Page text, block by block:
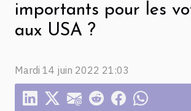
importants pour les
aux USA ?
Mardi 14 juin 2022 21:03